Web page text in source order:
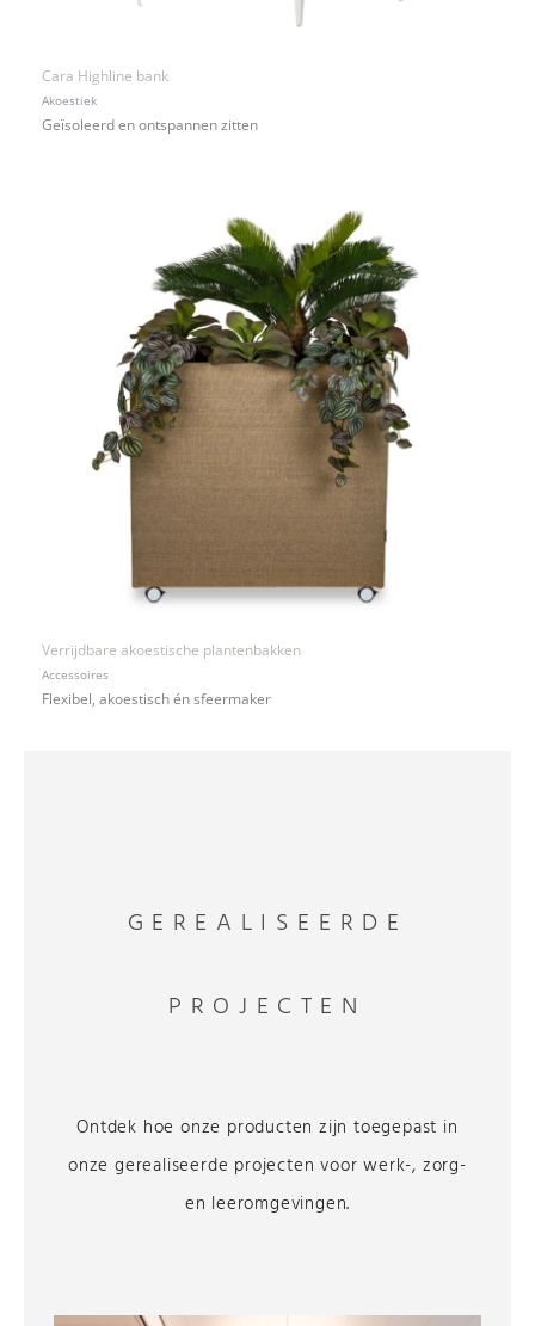
Cara Highline bank
Akoestiek
Geïsoleerd en ontspannen zitten
Verrijdbare akoestische plantenbakken
Accessoires
Flexibel, akoestisch én sfeermaker
GEREALISEERDE
PROJECTEN
Ontdek hoe onze producten zijn toegepast in
onze gerealiseerde projecten voor werk-, zorg-
en leeromgevingen.